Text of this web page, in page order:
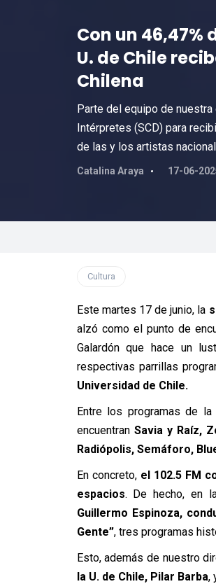
Con un
U. de Chile
Chilena
Parte del equipo de
Intérpretes (SCD) para
de las y los artistas
Catalina Araya 17-06-
Cultura
Este martes 17 de junio, la
alzó como el punto de
Galardón que hace un
respectivas parrillas
Universidad de Chile.
Entre los programas de
encuentran Savia y Raíz,
Radiópolis, Semáforo,
En concreto,el 102.5 FM
espacios. De hecho, en
Guillermo Espinoza,
Gente”, tres programas
Esto, además de nuestro
la U. de Chile, Pilar Barba,